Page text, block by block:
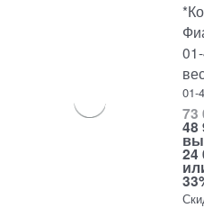
01-
73
48
24